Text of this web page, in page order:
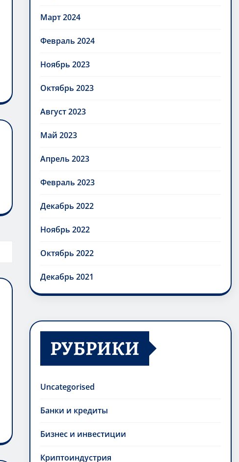
Март 2024
Февраль 2024
Ноябрь 2023
Октябрь 2023
Август 2023
Май 2023
Апрель 2023
Февраль 2023
Декабрь 2022
Ноябрь 2022
Октябрь 2022
Декабрь 2021
РУБРИКИ
Uncategorised
Банки и кредиты
Бизнес и инвестиции
Криптоиндустрия